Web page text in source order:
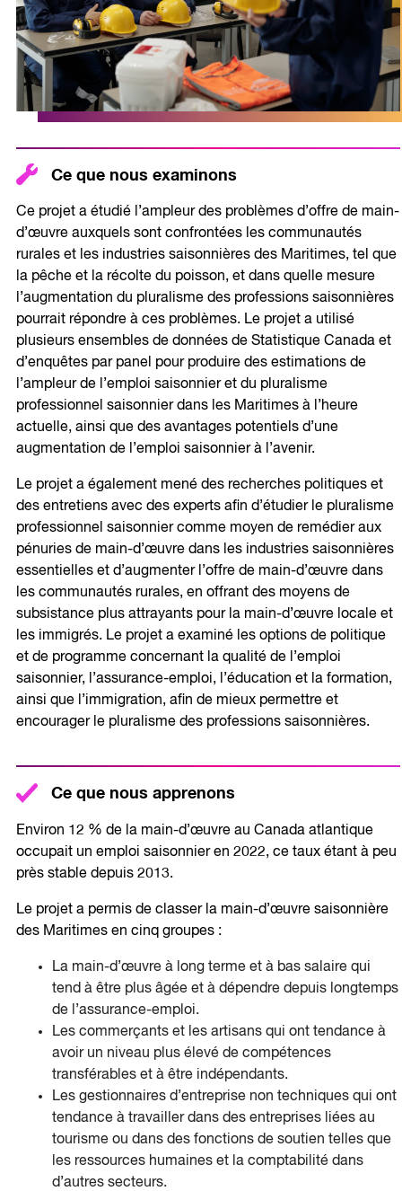
Ce que nous examinons
Ce projet a étudié l’ampleur des problèmes d’offre de main-
d’œuvre auxquels sont confrontées les communautés
rurales et les industries saisonnières des Maritimes, tel que
la pêche et la récolte du poisson, et dans quelle mesure
l’augmentation du pluralisme des professions saisonnières
pourrait répondre à ces problèmes. Le projet a utilisé
plusieurs ensembles de données de Statistique Canada et
d’enquêtes par panel pour produire des estimations de
l’ampleur de l’emploi saisonnier et du pluralisme
professionnel saisonnier dans les Maritimes à l’heure
actuelle, ainsi que des avantages potentiels d’une
augmentation de l’emploi saisonnier à l’avenir.
Le projet a également mené des recherches politiques et
des entretiens avec des experts afin d’étudier le pluralisme
professionnel saisonnier comme moyen de remédier aux
pénuries de main-d’œuvre dans les industries saisonnières
essentielles et d’augmenter l’offre de main-d’œuvre dans
les communautés rurales, en offrant des moyens de
subsistance plus attrayants pour la main-d’œuvre locale et
les immigrés. Le projet a examiné les options de politique
et de programme concernant la qualité de l’emploi
saisonnier, l’assurance-emploi, l’éducation et la formation,
ainsi que l’immigration, afin de mieux permettre et
encourager le pluralisme des professions saisonnières.
Ce que nous apprenons
Environ 12 % de la main-d’œuvre au Canada atlantique
occupait un emploi saisonnier en 2022, ce taux étant à peu
près stable depuis 2013.
Le projet a permis de classer la main-d’œuvre saisonnière
des Maritimes en cinq groupes :
La main-d’œuvre à long terme et à bas salaire qui
tend à être plus âgée et à dépendre depuis longtemps
de l’assurance-emploi.
Les commerçants et les artisans qui ont tendance à
avoir un niveau plus élevé de compétences
transférables et à être indépendants.
Les gestionnaires d’entreprise non techniques qui ont
tendance à travailler dans des entreprises liées au
tourisme ou dans des fonctions de soutien telles que
les ressources humaines et la comptabilité dans
d’autres secteurs.